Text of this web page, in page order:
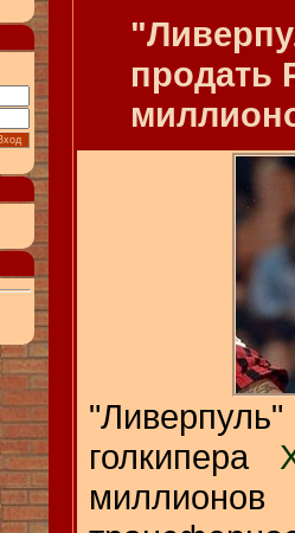
продать
голкипера